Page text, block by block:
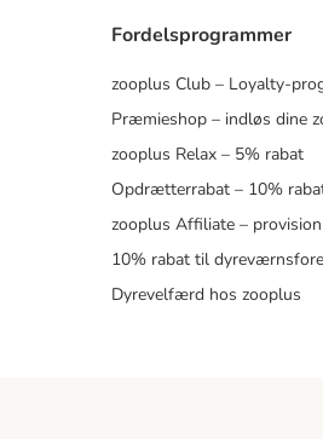
Fordelsprogrammer
zooplus Club – Loyalty-
Præmieshop – indløs dine
zooplus Relax – 5% rabat
Opdrætterrabat – 10%
zooplus Affiliate –
10% rabat til
Dyrevelfærd hos zooplus